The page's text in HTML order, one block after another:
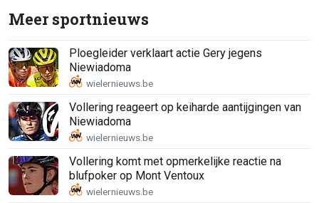
Meer sportnieuws
Ploegleider verklaart actie Gery jegens
Niewiadoma
Vollering reageert op keiharde aantijgingen van
Niewiadoma
Vollering komt met opmerkelijke reactie na
blufpoker op Mont Ventoux